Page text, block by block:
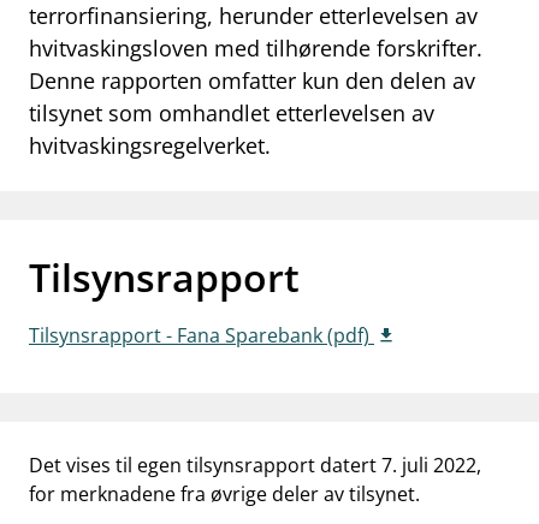
mail_outline Kontakt oss
work_outlineJobb hos oss
dashboardInformasjon for investorer
terrorfinansiering, herunder etterlevelsen av
hvitvaskingsloven med tilhørende forskrifter.
Denne rapporten omfatter kun den delen av
tilsynet som omhandlet etterlevelsen av
hvitvaskingsregelverket.
Tilsynsrapport
Tilsynsrapport - Fana Sparebank (pdf)
Det vises til egen tilsynsrapport datert 7. juli 2022,
for merknadene fra øvrige deler av tilsynet.